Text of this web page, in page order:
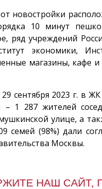
новостройки
10 минут
ряд учреждений
экономики,
магазины, кафе
29 сентября 2023 г. в
– 1 287 жителей
улице, а
семей (98%) дали
Москвы.
НАШ САЙТ,